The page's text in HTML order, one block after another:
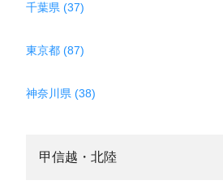
千葉県 (37)
東京都 (87)
神奈川県 (38)
甲信越・北陸